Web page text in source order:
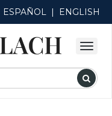
ESPAÑOL | ENGLISH